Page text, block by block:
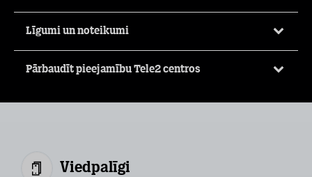
Līgumi un noteikumi
Pārbaudīt pieejamību Tele2 centros
Viedpalīgi